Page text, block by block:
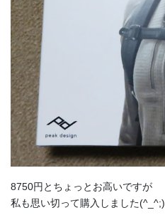
8750円とちょっとお高いですが
私も思い切って購入しました(^_^;)